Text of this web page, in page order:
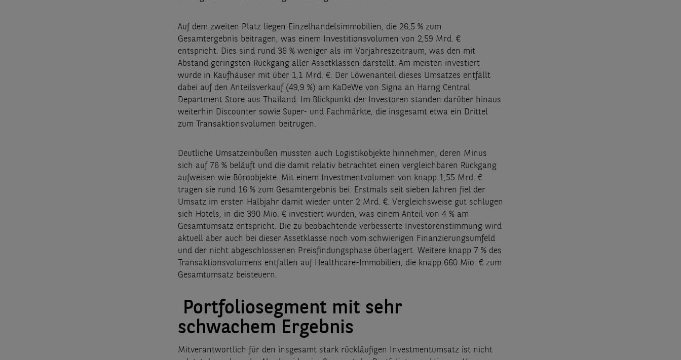
Auf dem zweiten Platz liegen Einzelhandelsimmobilien, die 26,5 % zum
Gesamtergebnis beitragen, was einem Investitionsvolumen von 2,59 Mrd. €
entspricht. Dies sind rund 36 % weniger als im Vorjahreszeitraum, was den mit
Abstand geringsten Rückgang aller Assetklassen darstellt. Am meisten investiert
wurde in Kaufhäuser mit über 1,1 Mrd. €. Der Löwenanteil dieses Umsatzes entfällt
dabei auf den Anteilsverkauf (49,9 %) am KaDeWe von Signa an Harng Central
Department Store aus Thailand. Im Blickpunkt der Investoren standen darüber hinaus
weiterhin Discounter sowie Super- und Fachmärkte, die insgesamt etwa ein Drittel
zum Transaktionsvolumen beitrugen.
Deutliche Umsatzeinbußen mussten auch Logistikobjekte hinnehmen, deren Minus
sich auf 76 % beläuft und die damit relativ betrachtet einen vergleichbaren Rückgang
aufweisen wie Büroobjekte. Mit einem Investmentvolumen von knapp 1,55 Mrd. €
tragen sie rund 16 % zum Gesamtergebnis bei. Erstmals seit sieben Jahren fiel der
Umsatz im ersten Halbjahr damit wieder unter 2 Mrd. €. Vergleichsweise gut schlugen
sich Hotels, in die 390 Mio. € investiert wurden, was einem Anteil von 4 % am
Gesamtumsatz entspricht. Die zu beobachtende verbesserte Investorenstimmung wird
aktuell aber auch bei dieser Assetklasse noch vom schwierigen Finanzierungsumfeld
und der nicht abgeschlossenen Preisfindungsphase überlagert. Weitere knapp 7 % des
Transaktionsvolumens entfallen auf Healthcare-Immobilien, die knapp 660 Mio. € zum
Gesamtumsatz beisteuern.
Portfoliosegment mit sehr
schwachem Ergebnis
Mitverantwortlich für den insgesamt stark rückläufigen Investmentumsatz ist nicht